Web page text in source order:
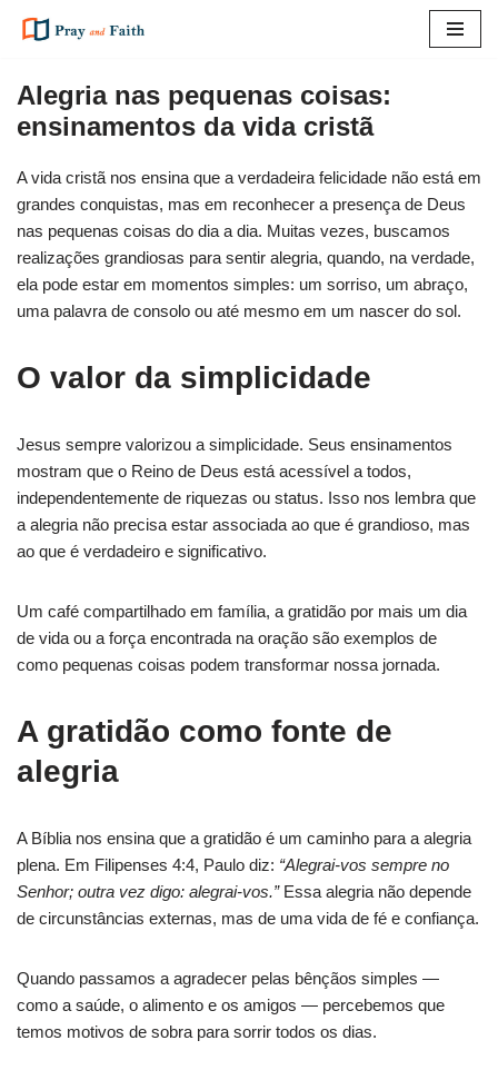
para
conteúdo
Alegria nas pequenas coisas:
ensinamentos da vida cristã
A vida cristã nos ensina que a verdadeira felicidade não está em
grandes conquistas, mas em reconhecer a presença de Deus
nas pequenas coisas do dia a dia. Muitas vezes, buscamos
realizações grandiosas para sentir alegria, quando, na verdade,
ela pode estar em momentos simples: um sorriso, um abraço,
uma palavra de consolo ou até mesmo em um nascer do sol.
O valor da simplicidade
Jesus sempre valorizou a simplicidade. Seus ensinamentos
mostram que o Reino de Deus está acessível a todos,
independentemente de riquezas ou status. Isso nos lembra que
a alegria não precisa estar associada ao que é grandioso, mas
ao que é verdadeiro e significativo.
Um café compartilhado em família, a gratidão por mais um dia
de vida ou a força encontrada na oração são exemplos de
como pequenas coisas podem transformar nossa jornada.
A gratidão como fonte de
alegria
A Bíblia nos ensina que a gratidão é um caminho para a alegria
plena. Em Filipenses 4:4, Paulo diz: “Alegrai-vos sempre no
Senhor; outra vez digo: alegrai-vos.”Essa alegria não depende
de circunstâncias externas, mas de uma vida de fé e confiança.
Quando passamos a agradecer pelas bênçãos simples —
como a saúde, o alimento e os amigos — percebemos que
temos motivos de sobra para sorrir todos os dias.